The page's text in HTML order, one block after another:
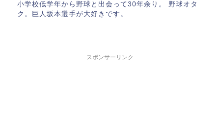
小学校低学年から野球と出会って30年余り。 野球オタ
ク。巨人坂本選手が大好きです。
スポンサーリンク